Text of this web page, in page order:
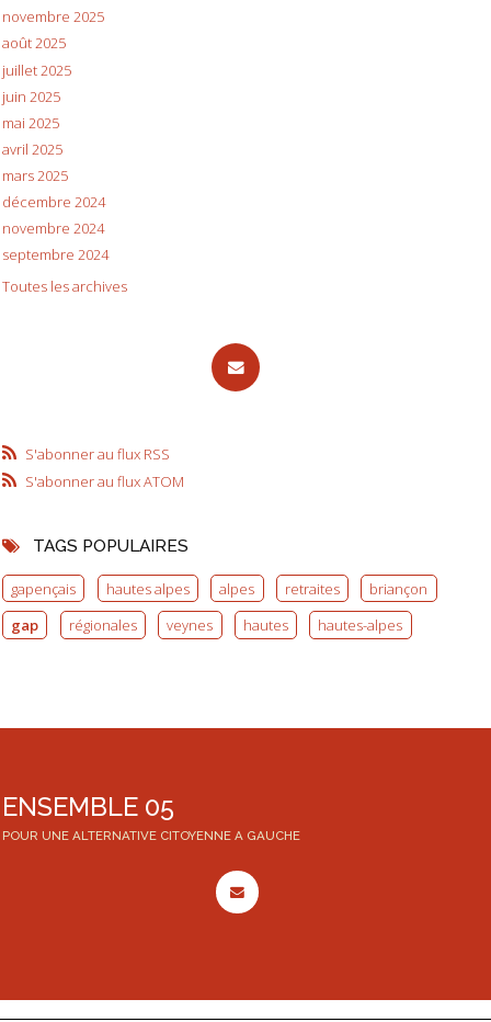
novembre 2025
août 2025
juillet 2025
juin 2025
mai 2025
avril 2025
mars 2025
décembre 2024
novembre 2024
septembre 2024
Toutes les archives
S'abonner au flux RSS
S'abonner au flux ATOM
TAGS POPULAIRES
gapençais hautes alpes alpes retraites
briançon
gap
régionales veynes hautes hautes-alpes
ENSEMBLE 05
POUR UNE ALTERNATIVE CITOYENNE A GAUCHE